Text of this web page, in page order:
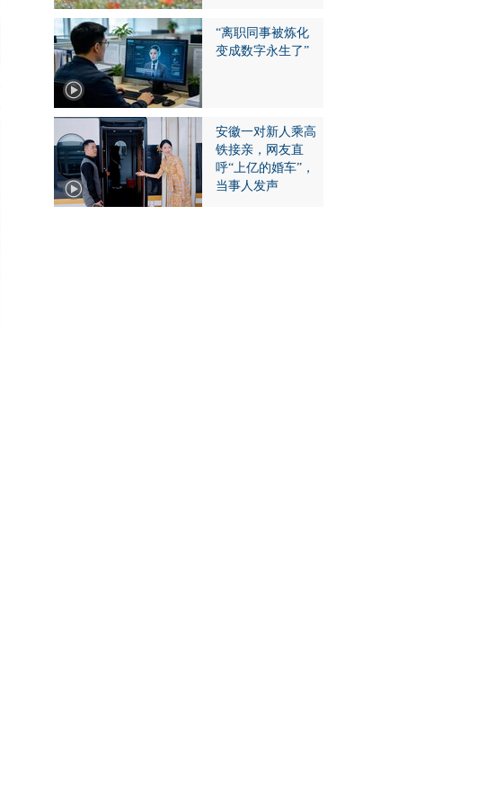
“离职同事被炼化
变成数字永生了”
安徽一对新人乘高
铁接亲，网友直
呼“上亿的婚车”，
当事人发声